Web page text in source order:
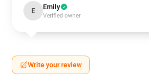
E Emily
Verified owner
Write your review